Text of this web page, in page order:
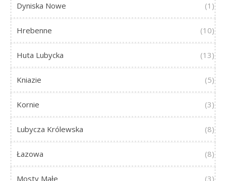
Dyniska Nowe (1)
Hrebenne (10)
Huta Lubycka (13)
Kniazie (5)
Kornie (3)
Lubycza Królewska (8)
Łazowa (8)
Mosty Małe (3)